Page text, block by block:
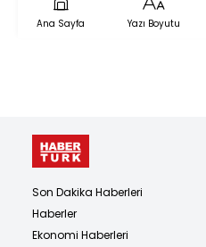
Ana Sayfa Yazı Boyutu
Son Dakika Haberleri
Haberler
Ekonomi Haberleri